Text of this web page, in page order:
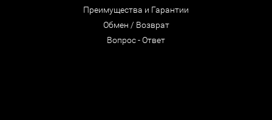
Преимущества и Гарантии
Обмен / Возврат
Вопрос - Ответ